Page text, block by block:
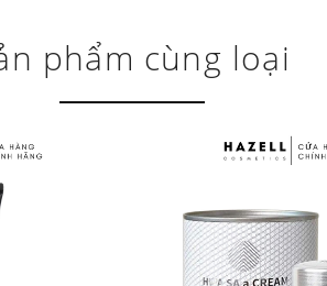
phẩm cùng loại